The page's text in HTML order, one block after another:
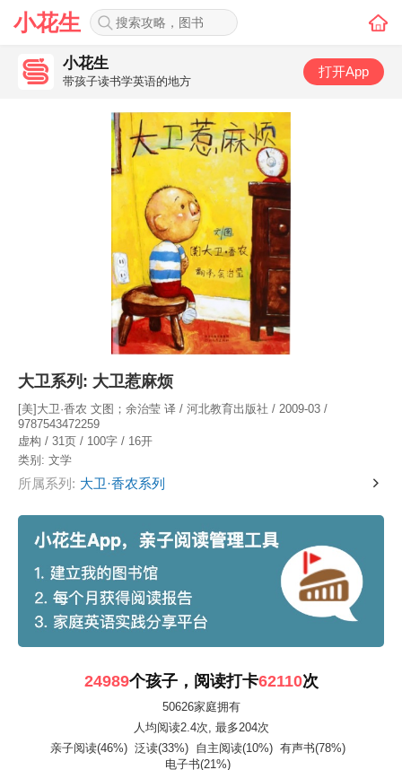
小花生
小花生
带孩子读书学英语的地方
打开App
大卫系列: 大卫惹麻烦
[美]大卫·香农 文图；余治莹 译 / 河北教育出版社 / 2009-03 /
9787543472259
虚构 / 31页 / 100字 / 16开
类别: 文学
所属系列: 大卫·香农系列
24989个孩子，阅读打卡62110次
50626家庭拥有
人均阅读2.4次 , 最多204次
亲子阅读(46%) 泛读(33%) 自主阅读(10%) 有声书(78%)
电子书(21%)